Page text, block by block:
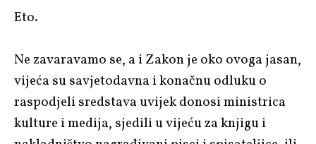
Eto.
Ne zavaravamo se, a i Zakon je oko ovoga jasan,
vijeća su savjetodavna i konačnu odluku o
raspodjeli sredstava uvijek donosi ministrica
kulture i medija, sjedili u vijeću za knjigu i